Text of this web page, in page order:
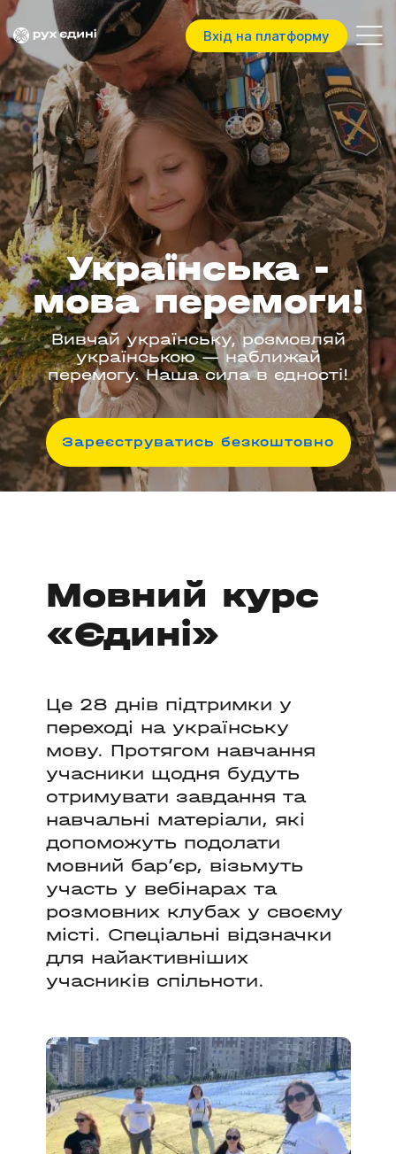
Вхід на платформу
Українська -
мова перемоги!
Вивчай українську, розмовляй
українською — наближай
перемогу. Наша сила в єдності!
Зареєструватись безкоштовно
Мовний курс
«Єдині»
Це 28 днів підтримки у
переході на українську
мову. Протягом навчання
учасники щодня будуть
отримувати завдання та
навчальні матеріали, які
допоможуть подолати
мовний бар’єр, візьмуть
участь у вебінарах та
розмовних клубах у своєму
місті. Спеціальні відзначки
для найактивніших
учасників спільноти.